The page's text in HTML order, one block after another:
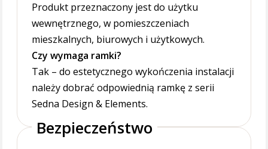
Produkt przeznaczony jest do użytku
wewnętrznego, w pomieszczeniach
mieszkalnych, biurowych i użytkowych.
Czy wymaga ramki?
Tak – do estetycznego wykończenia instalacji
należy dobrać odpowiednią ramkę z serii
Sedna Design & Elements.
Bezpieczeństwo